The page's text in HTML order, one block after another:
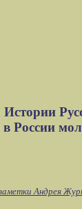
России
Андрея